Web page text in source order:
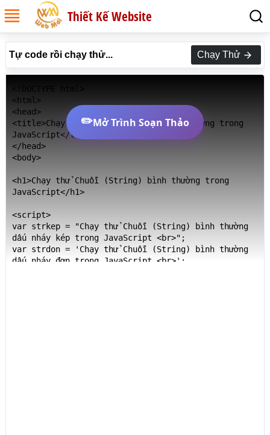
Thiết Kế Website
Tự code rồi chạy thử... Chạy Thử
<html>
<head>
<title>Chạy thử Chuỗi (String) bình thường trong
JavaScript</title>
</head>
<body>
<h1>Chạy thử Chuỗi (String) bình thường trong
JavaScript</h1>
<script>
var strkep = "Chạy thử Chuỗi (String) bình thường
dấu nháy kép trong JavaScript <br>";
var strdon = 'Chạy thử Chuỗi (String) bình thường
dấu nháy đơn trong JavaScript <br>';
✏️Mở Trình Soạn Thảo